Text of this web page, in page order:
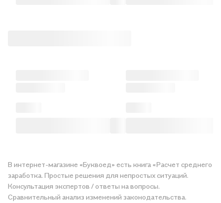
В интернет-магазине «Буквоед» есть книга «Расчет среднего
заработка. Простые решения для непростых ситуаций.
Консультация экспертов / ответы на вопросы.
Сравнительный анализ изменений законодательства.